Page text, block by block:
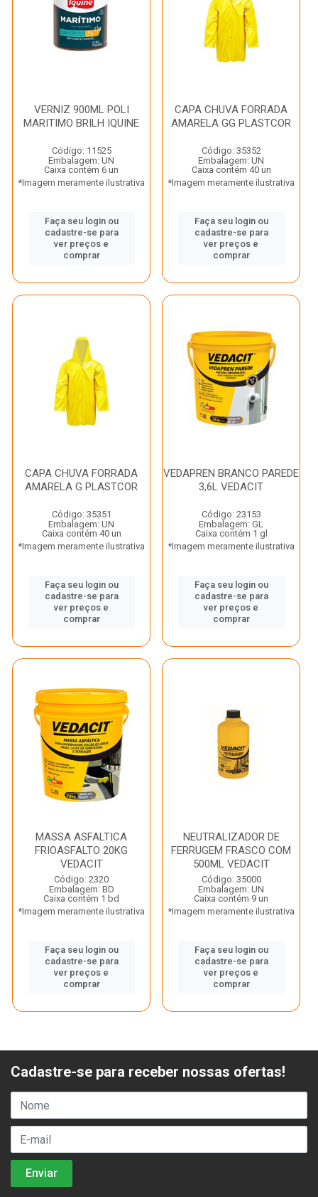
VERNIZ 900ML POLI
MARITIMO BRILH IQUINE
Código: 11525
Embalagem: UN
Caixa contém 6 un
*Imagem meramente ilustrativa
Faça seu login ou
cadastre-se para
ver preços e
comprar
CAPA CHUVA FORRADA
AMARELA GG PLASTCOR
Código: 35352
Embalagem: UN
Caixa contém 40 un
*Imagem meramente ilustrativa
Faça seu login ou
cadastre-se para
ver preços e
comprar
CAPA CHUVA FORRADA
AMARELA G PLASTCOR
Código: 35351
Embalagem: UN
Caixa contém 40 un
*Imagem meramente ilustrativa
Faça seu login ou
cadastre-se para
ver preços e
comprar
VEDAPREN BRANCO PAREDE
3,6L VEDACIT
Código: 23153
Embalagem: GL
Caixa contém 1 gl
*Imagem meramente ilustrativa
Faça seu login ou
cadastre-se para
ver preços e
comprar
MASSA ASFALTICA
FRIOASFALTO 20KG
VEDACIT
Código: 2320
Embalagem: BD
Caixa contém 1 bd
*Imagem meramente ilustrativa
Faça seu login ou
cadastre-se para
ver preços e
comprar
NEUTRALIZADOR DE
FERRUGEM FRASCO COM
500ML VEDACIT
Código: 35000
Embalagem: UN
Caixa contém 9 un
*Imagem meramente ilustrativa
Faça seu login ou
cadastre-se para
ver preços e
comprar
Cadastre-se para receber nossas ofertas!